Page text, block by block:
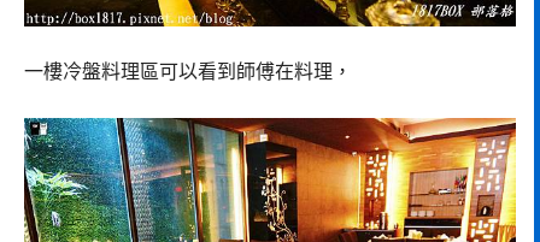
一樓冷盤料理區可以看到師傅在料理，